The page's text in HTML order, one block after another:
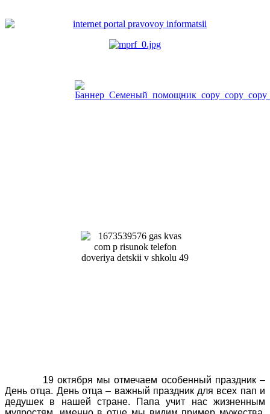
19 октября мы отмечаем особенный праздник –
День отца. День отца – важный праздник для всех пап и
дедушек в нашей стране. Папа учит нас жизненным